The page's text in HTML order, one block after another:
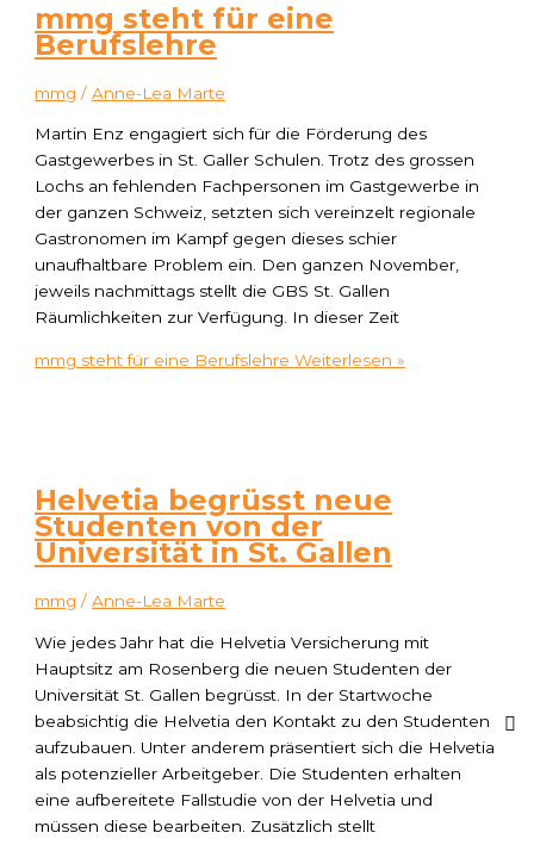
mmg steht für eine
Berufslehre
mmg /Anne-Lea Marte
Martin Enz engagiert sich für die Förderung des
Gastgewerbes in St. Galler Schulen. Trotz des grossen
Lochs an fehlenden Fachpersonen im Gastgewerbe in
der ganzen Schweiz, setzten sich vereinzelt regionale
Gastronomen im Kampf gegen dieses schier
unaufhaltbare Problem ein. Den ganzen November,
jeweils nachmittags stellt die GBS St. Gallen
Räumlichkeiten zur Verfügung. In dieser Zeit
mmg steht für eine Berufslehre Weiterlesen »
Helvetia begrüsst neue
Studenten von der
Universität in St. Gallen
mmg /Anne-Lea Marte
Wie jedes Jahr hat die Helvetia Versicherung mit
Hauptsitz am Rosenberg die neuen Studenten der
Universität St. Gallen begrüsst. In der Startwoche
beabsichtig die Helvetia den Kontakt zu den Studenten
aufzubauen. Unter anderem präsentiert sich die Helvetia
als potenzieller Arbeitgeber. Die Studenten erhalten
eine aufbereitete Fallstudie von der Helvetia und
müssen diese bearbeiten. Zusätzlich stellt